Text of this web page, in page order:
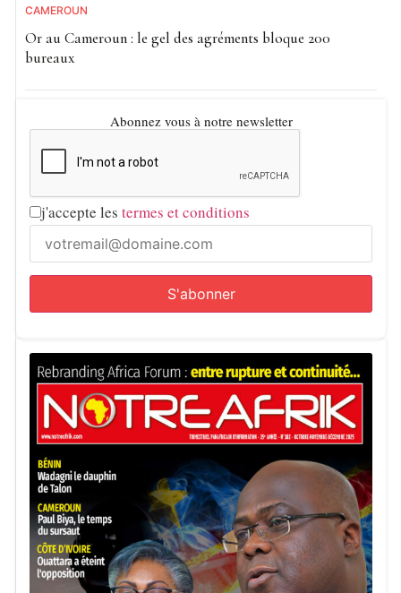
CAMEROUN
Or au Cameroun : le gel des agréments bloque 200
bureaux
Abonnez vous à notre newsletter
j'accepte les termes et conditions